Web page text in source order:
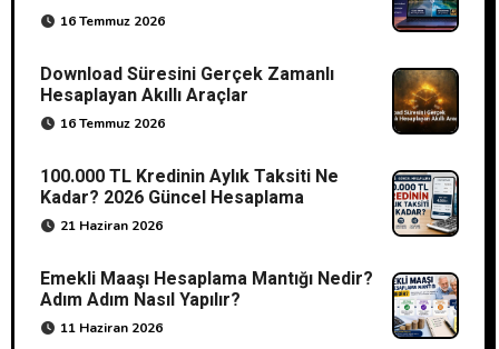
16 Temmuz 2026
Download Süresini Gerçek Zamanlı
Hesaplayan Akıllı Araçlar
16 Temmuz 2026
100.000 TL Kredinin Aylık Taksiti Ne
Kadar? 2026 Güncel Hesaplama
21 Haziran 2026
Emekli Maaşı Hesaplama Mantığı Nedir?
Adım Adım Nasıl Yapılır?
11 Haziran 2026